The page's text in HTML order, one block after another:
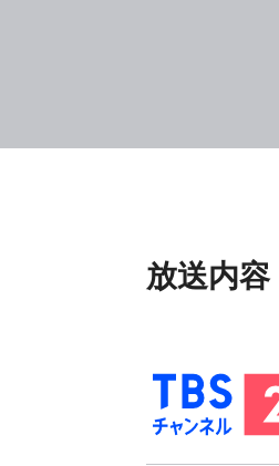
放送内容